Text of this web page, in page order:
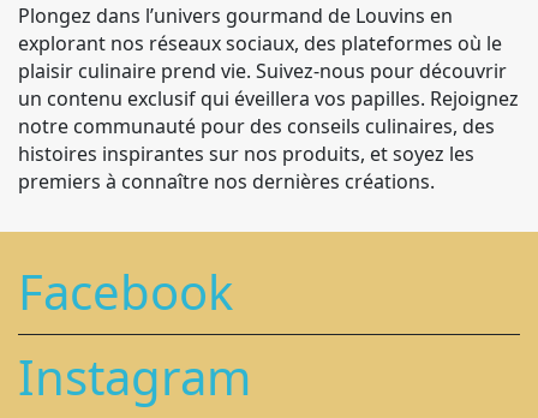
Plongez dans l’univers gourmand de Louvins en
explorant nos réseaux sociaux, des plateformes où le
plaisir culinaire prend vie. Suivez-nous pour découvrir
un contenu exclusif qui éveillera vos papilles. Rejoignez
notre communauté pour des conseils culinaires, des
histoires inspirantes sur nos produits, et soyez les
premiers à connaître nos dernières créations.
Facebook
Instagram